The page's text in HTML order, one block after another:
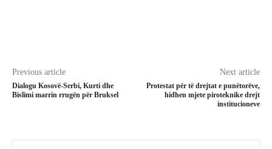
Previous article
Dialogu Kosovë-Serbi, Kurti dhe
Bislimi marrin rrugën për Bruksel
Next article
Protestat për të drejtat e punëtorëve,
hidhen mjete piroteknike drejt
institucioneve